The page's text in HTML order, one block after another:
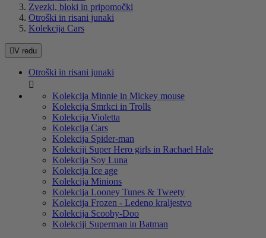
Zvezki, bloki in pripomočki
Otroški in risani junaki
Kolekcija Cars
V redu
Otroški in risani junaki

Kolekcija Minnie in Mickey mouse
Kolekcija Smrkci in Trolls
Kolekcija Violetta
Kolekcija Cars
Kolekcija Spider-man
Kolekciji Super Hero girls in Rachael Hale
Kolekcija Soy Luna
Kolekcija Ice age
Kolekcija Minions
Kolekcija Looney Tunes & Tweety
Kolekcija Frozen - Ledeno kraljestvo
Kolekcija Scooby-Doo
Kolekciji Superman in Batman